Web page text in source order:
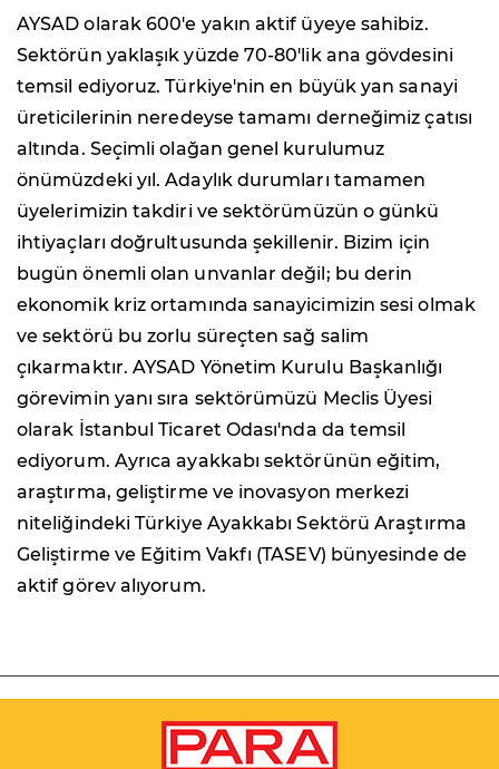
AYSAD olarak 600'e yakın aktif üyeye sahibiz.
Sektörün yaklaşık yüzde 70-80'lik ana gövdesini
temsil ediyoruz. Türkiye'nin en büyük yan sanayi
üreticilerinin neredeyse tamamı derneğimiz çatısı
altında. Seçimli olağan genel kurulumuz
önümüzdeki yıl. Adaylık durumları tamamen
üyelerimizin takdiri ve sektörümüzün o günkü
ihtiyaçları doğrultusunda şekillenir. Bizim için
bugün önemli olan unvanlar değil; bu derin
ekonomik kriz ortamında sanayicimizin sesi olmak
ve sektörü bu zorlu süreçten sağ salim
çıkarmaktır. AYSAD Yönetim Kurulu Başkanlığı
görevimin yanı sıra sektörümüzü Meclis Üyesi
olarak İstanbul Ticaret Odası'nda da temsil
ediyorum. Ayrıca ayakkabı sektörünün eğitim,
araştırma, geliştirme ve inovasyon merkezi
niteliğindeki Türkiye Ayakkabı Sektörü Araştırma
Geliştirme ve Eğitim Vakfı (TASEV) bünyesinde de
aktif görev alıyorum.